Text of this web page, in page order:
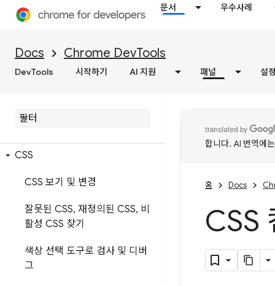
문서 우수사례
Docs Chrome DevTools
DevTools 시작하기 AI 지원 패널 설
요소
CSS
CSS 보기 및 변경
잘못된 CSS, 재정의된 CSS, 비
활성 CSS 찾기
색상 선택 도구로 검사 및 디버
그
합니다. AI 번역에
홈 Docs
CSS